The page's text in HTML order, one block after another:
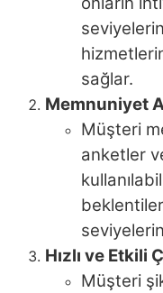
sağlar.
Memnuniyet
Müşteri
anketler
Hızlı ve Etkili
Müşteri